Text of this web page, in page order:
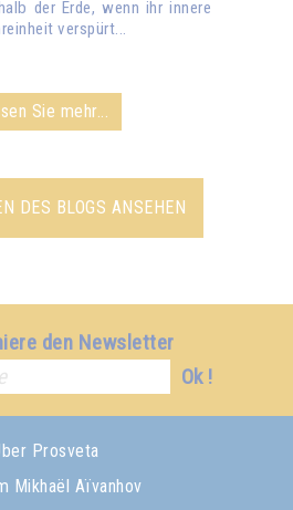
der Erde, wenn ihr innere
verspürt...
Sie mehr...
DES BLOGS ANSEHEN
den Newsletter
Ok !
Prosveta
Mikhaël Aïvanhov